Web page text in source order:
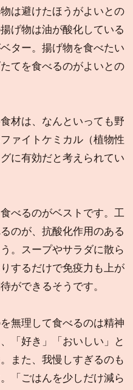
は避けたほうがよいとの
げ物は油が酸化している
ター。揚げ物を食べたい
てを食べるのがよいとの
材は、なんといっても野
ァイトケミカル（植物性
に有効だと考えられてい
べるのがベストです。工
のが、抗酸化作用のある
。スープやサラダに散ら
するだけで免疫力も上が
ができるそうです。
無理して食べるのは精神
「好き」「おいしい」と
また、我慢しすぎるのも
「ごはんを少しだけ減ら